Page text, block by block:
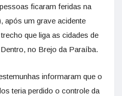
ficaram feridas na
após um grave acidente
que liga as cidades de
no Brejo da Paraíba.
informaram que o
teria perdido o controle da